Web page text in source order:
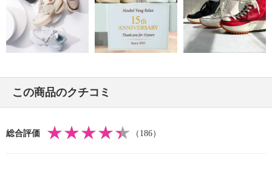
この商品のクチコミ
総合評価 （186）